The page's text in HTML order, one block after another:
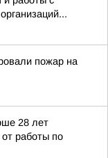
пожар на
28 лет
работы по